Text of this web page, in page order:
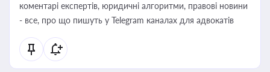
коментарі експертів, юридичні алгоритми, правові новини
- все, про що пишуть у Telegram каналах для адвокатів